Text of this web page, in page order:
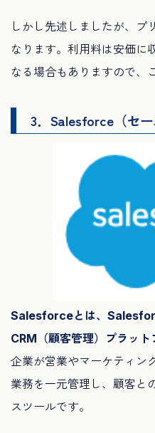
しかし先述しましたが、プ
なります。利用料は安価に
なる場合もありますので、
3．Salesforce（セ
Salesforceとは、
CRM（顧客管理）プラット
企業が営業やマーケティン
業務を一元管理し、顧客と
スツールです。